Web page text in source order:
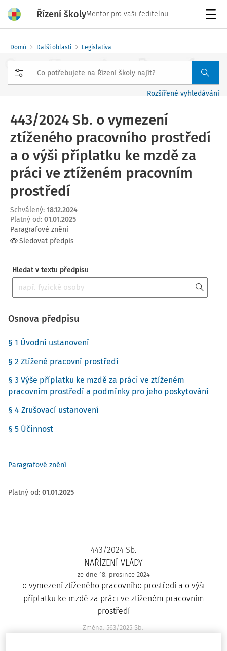
Řízení školyMentor pro vaši ředitelnu
Domů Další oblasti Legislativa
Rozšířené vyhledávání
443/2024 Sb. o vymezení
ztíženého pracovního prostředí
a o výši příplatku ke mzdě za
práci ve ztíženém pracovním
prostředí
Schválený: 18.12.2024
Platný od: 01.01.2025
Paragrafové znění
Sledovat předpis
Hledat v textu předpisu
Osnova předpisu
§ 1 Úvodní ustanovení
§ 2 Ztížené pracovní prostředí
§ 3 Výše příplatku ke mzdě za práci ve ztíženém
pracovním prostředí a podmínky pro jeho poskytování
§ 4 Zrušovací ustanovení
§ 5 Účinnost
Paragrafové znění
Platný od: 01.01.2025
443/2024 Sb.
NAŘÍZENÍ VLÁDY
ze dne 18. prosince 2024
o vymezení ztíženého pracovního prostředí a o výši
příplatku ke mzdě za práci ve ztíženém pracovním
prostředí
Změna: 563/2025 Sb.